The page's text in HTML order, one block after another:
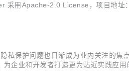
采用Apache-2.0 License，项目地
保护问题也日渐成为业内关注的
企业和开发者打造更为贴近实践应